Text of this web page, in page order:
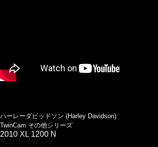
ハーレーダビッドソン (Harley Davidson)
TwinCam その他シリーズ
2010 XL 1200 N